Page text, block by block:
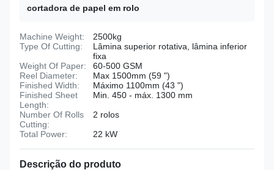
cortadora de papel em rolo
Machine Weight:
2500kg
Type Of Cutting:
Lâmina superior rotativa, lâmina inferior
fixa
Weight Of Paper:
60-500 GSM
Reel Diameter:
Max 1500mm (59 ")
Finished Width:
Máximo 1100mm (43 ")
Finished Sheet
Length:
Min. 450 - máx. 1300 mm
Number Of Rolls
Cutting:
2 rolos
Total Power:
22 kW
Descrição do produto